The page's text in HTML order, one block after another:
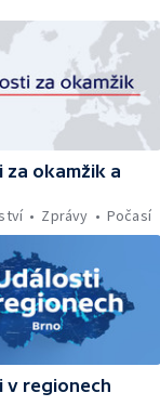
v Jeseníkách —
norskou
Gentlemana
— Další teplotní
teplota
v MHD —
odděleních
v domácnostech —
— Záchrana
průlivu — Čištění
v
— Investice
pohřeb v
Koreji — Potopení
— Nedostatek
— Natáčení
za okamžik a
Zprávy Počasí
v regionech